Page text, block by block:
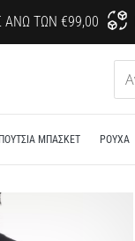
ΆΝΩ ΤΩΝ €99,00
ΜΠΆΣΚΕΤ ΡΟΎΧΑ